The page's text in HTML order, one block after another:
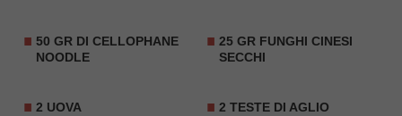
50 GR DI CELLOPHANE
NOODLE
25 GR FUNGHI CINESI
SECCHI
2 UOVA 2 TESTE DI AGLIO